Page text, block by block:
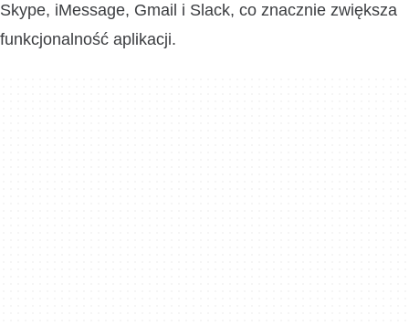
Skype, iMessage, Gmail i Slack, co znacznie zwiększa
funkcjonalność aplikacji.